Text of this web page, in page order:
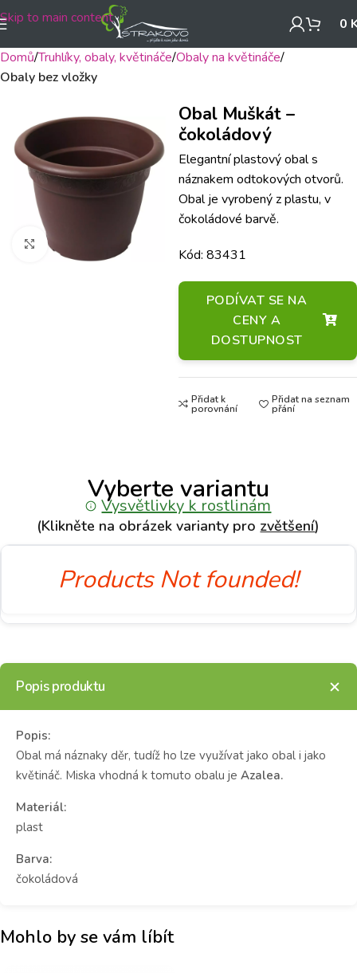
Skip to main content 0
Domů Truhlíky, obaly, květináče Obaly na květináče
Obaly bez vložky
Klikněte pro zvětšení
Obal Muškát –
čokoládový
Elegantní plastový obal s
náznakem odtokových otvorů.
Obal je vyrobený z plastu, v
čokoládové barvě.
Kód: 83431
PODÍVAT SE NA
CENY A
DOSTUPNOST
Přidat k
porovnání
Přidat na seznam
přání
Vyberte variantu
Vysvětlivky k rostlinám
(Klikněte na obrázek varianty pro zvětšení)
Products Not founded!
Popis produktu
Popis:
Obal má náznaky děr, tudíž ho lze využívat jako obal i jako
květináč. Miska vhodná k tomuto obalu je Azalea.
Materiál:
plast
Barva:
čokoládová
Mohlo by se vám líbít